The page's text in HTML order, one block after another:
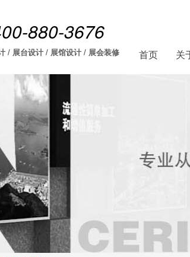
880-3676
/ 展台设计 / 展馆设计 / 展会装修 首页 关